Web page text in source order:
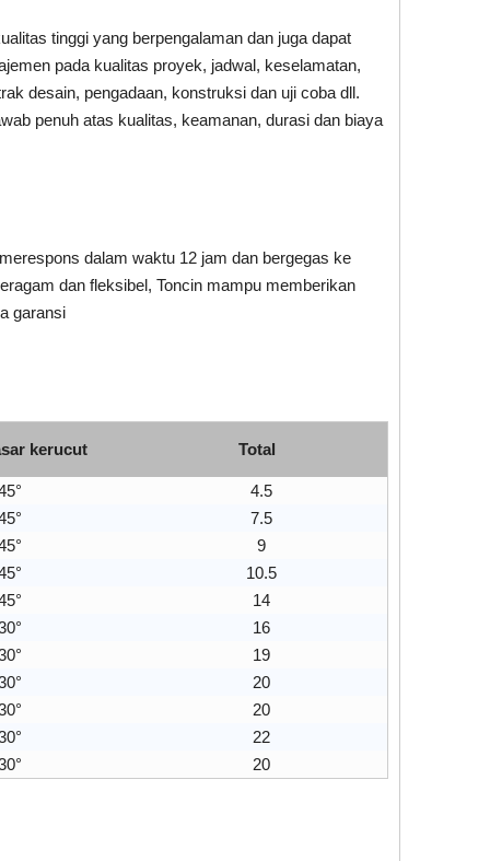
tinggi yang berpengalaman dan juga dapat
pada kualitas proyek, jadwal, keselamatan,
desain, pengadaan, konstruksi dan uji coba dll.
penuh atas kualitas, keamanan, durasi dan biaya
dalam waktu 12 jam dan bergegas ke
dan fleksibel, Toncin mampu memberikan
garansi
kerucut Total
4.5
7.5
9
10.5
14
16
19
20
20
22
20